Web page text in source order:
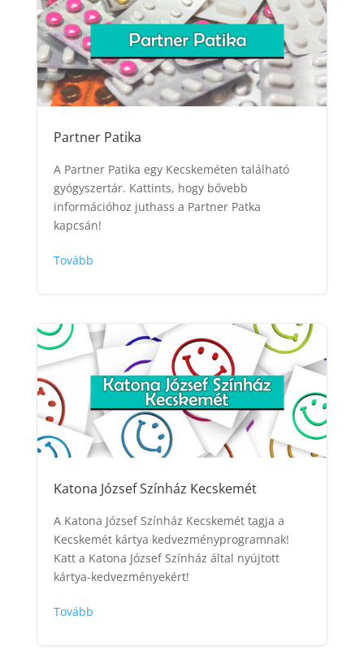
Partner Patika
A Partner Patika egy Kecskeméten található
gyógyszertár. Kattints, hogy bővebb
információhoz juthass a Partner Patka
kapcsán!
Tovább
Katona József Színház Kecskemét
A Katona József Színház Kecskemét tagja a
Kecskemét kártya kedvezményprogramnak!
Katt a Katona József Színház által nyújtott
kártya-kedvezményekért!
Tovább